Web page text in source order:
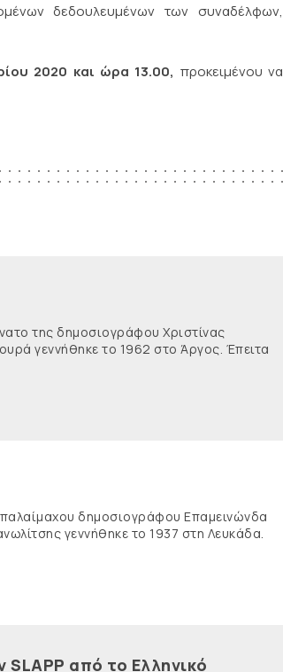
δεδουλευμένων των συναδέλφων,
2020 και ώρα 13.00, προκειμένου να
της δημοσιογράφου Χριστίνας
γεννήθηκε το 1962 στο Άργος. Έπειτα
παλαίμαχου δημοσιογράφου Επαμεινώνδα
γεννήθηκε το 1937 στη Λευκάδα.
από το Ελληνικό